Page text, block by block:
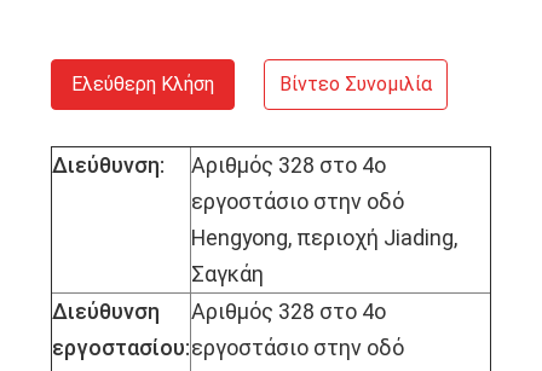
Ελεύθερη Κλήση Βίντεο Συνομιλία
Διεύθυνση:
Αριθμός 328 στο 4ο
εργοστάσιο στην οδό
Hengyong, περιοχή Jiading,
Σαγκάη
Διεύθυνση
εργοστασίου:
Αριθμός 328 στο 4ο
εργοστάσιο στην οδό